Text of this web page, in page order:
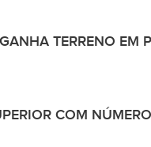
TERRENO EM
COM